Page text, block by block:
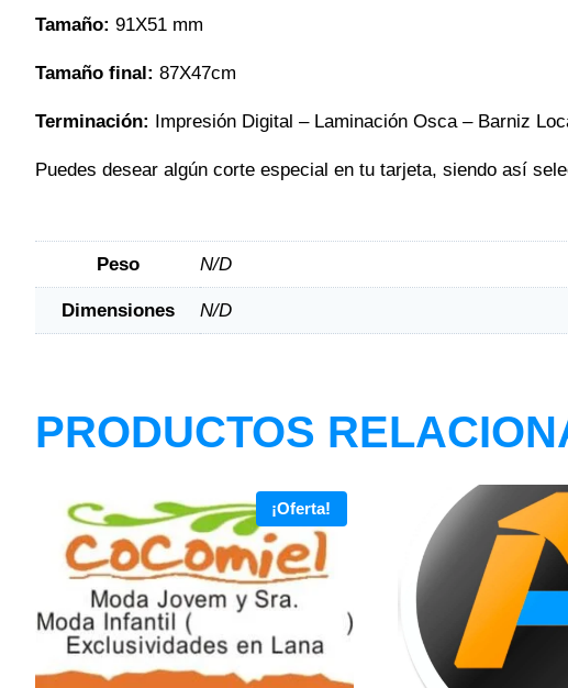
Tamaño: 91X51 mm
Tamaño final: 87X47cm
Terminación: Impresión Digital – Laminación Osca – Barniz
Puedes desear algún corte especial en tu tarjeta, siendo así
Peso N/D
Dimensiones N/D
PRODUCTOS
¡Oferta!